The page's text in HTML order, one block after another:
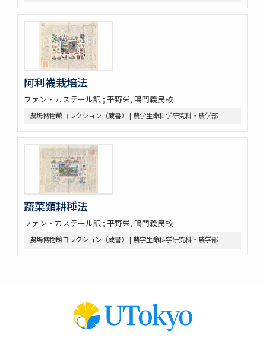
阿利襪栽培法
ファン・カステール訳 ; 平野栄, 鳴門義民校
農場博物館コレクション（蔵書） | 農学生命科学研究科・農学部
蔬菜類耕種法
ファン・カステール訳 ; 平野栄, 鳴門義民校
農場博物館コレクション（蔵書） | 農学生命科学研究科・農学部